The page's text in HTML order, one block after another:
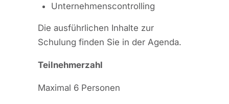
Unternehmenscontrolling
Die ausführlichen Inhalte zur
Schulung finden Sie in der Agenda.
Teilnehmerzahl
Maximal 6 Personen